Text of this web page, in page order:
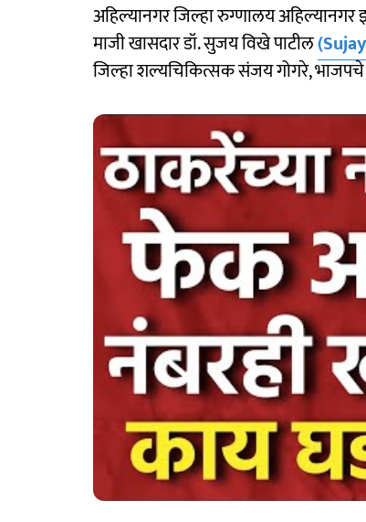
अहिल्यानगर जिल्हा रुग्णालय अहिल्यानगर
माजी खासदार डॉ. सुजय विखे पाटील
जिल्हा शल्यचिकित्सक संजय गोगरे, भाजपचे